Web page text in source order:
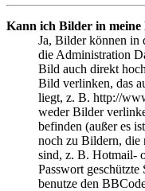
Kann ich Bilder in meine
Ja, Bilder können in
die Administration
Bild auch direkt
Bild verlinken, das
liegt, z. B. http://
weder Bilder
befinden (außer es
noch zu Bildern, die
sind, z. B. Hotmail-
Passwort
benutze den